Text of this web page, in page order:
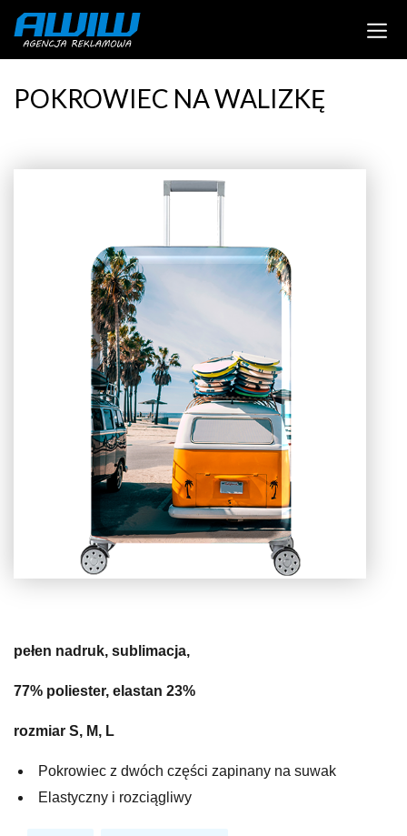
POKROWIEC NA WALIZKĘ
pełen nadruk, sublimacja,
77% poliester, elastan 23%
rozmiar S, M, L
Pokrowiec z dwóch części zapinany na suwak
Elastyczny i rozciągliwy